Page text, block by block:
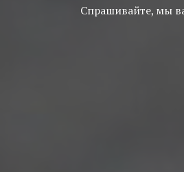
Спрашивайте, мы